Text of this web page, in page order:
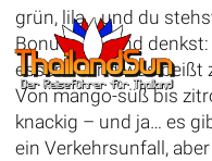
grün, lila… und du
Bonuslevel und denkst:
essen – und was beißt
Von mango-süß bis
knackig – und ja… es
ein Verkehrsunfall,